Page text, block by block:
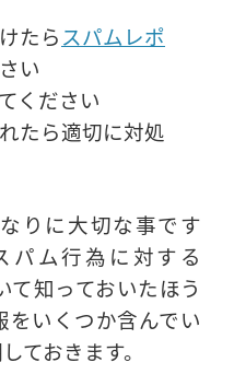
たら スパムレポ
い
ください
たら適切に対処
りに大切な事です
パム行為に対する
て知っておいたほう
をいくつか含んでい
ておきます。